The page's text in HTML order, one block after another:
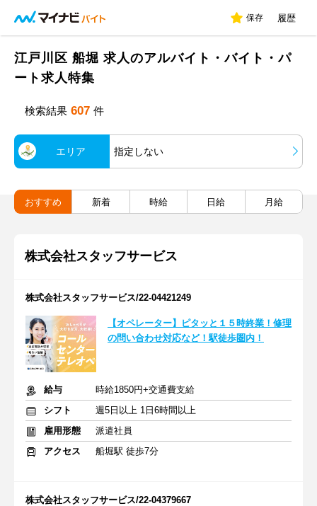
保存 履歴
江戸川区 船堀 求人のアルバイト・バイト・パ
ート求人特集
検索結果 607 件
エリア 指定しない
おすすめ 新着 時給 日給 月給
株式会社スタッフサービス
株式会社スタッフサービス/22-04421249
【オペレーター】ピタッと１５時終業！修理
の問い合わせ対応など！駅徒歩圏内！
給与
時給1850円+交通費支給
シフト
週5日以上 1日6時間以上
雇用形態
派遣社員
アクセス
船堀駅 徒歩7分
株式会社スタッフサービス/22-04379667